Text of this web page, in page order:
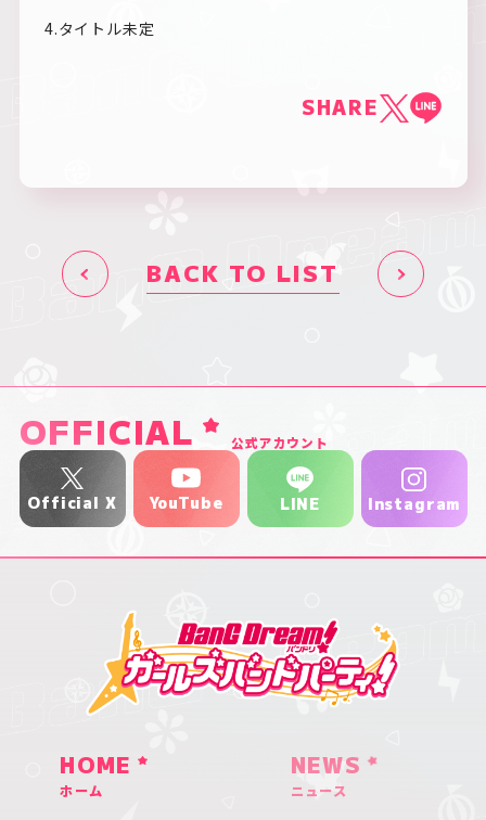
4.タイトル未定
SHARE
BACK TO LIST
OFFICIAL 公式アカウント
Official X YouTube LINE Instagram
HOME
ホーム
NEWS
ニュース